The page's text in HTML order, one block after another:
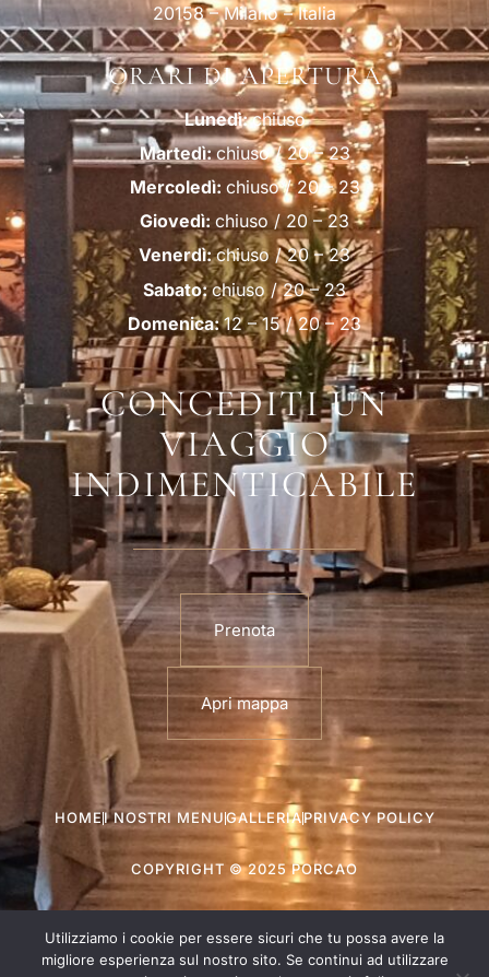
20158 – Milano – Italia
ORARI DI APERTURA
Lunedì:chiuso
Martedì:chiuso / 20 – 23
Mercoledì: chiuso / 20 – 23
Giovedì: chiuso / 20 – 23
Venerdì:chiuso / 20 – 23
Sabato:chiuso / 20 – 23
Domenica:12 – 15 / 20 – 23
CONCEDITI UN
VIAGGIO
INDIMENTICABILE
Prenota
Apri mappa
HOMEI NOSTRI MENUGALLERIAPRIVACY POLICY
COPYRIGHT © 2025 PORCAO
Utilizziamo i cookie per essere sicuri che tu possa avere la
migliore esperienza sul nostro sito. Se continui ad utilizzare